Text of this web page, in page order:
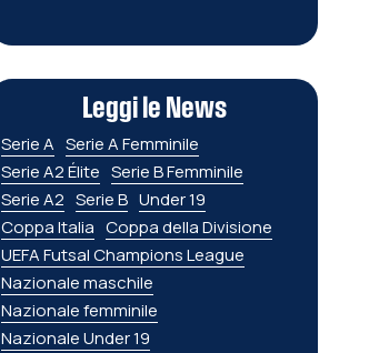
Leggi le News
Serie A Serie A Femminile
Serie A2 Élite Serie B Femminile
Serie A2 Serie B Under 19
Coppa Italia Coppa della Divisione
UEFA Futsal Champions League
Nazionale maschile
Nazionale femminile
Nazionale Under 19